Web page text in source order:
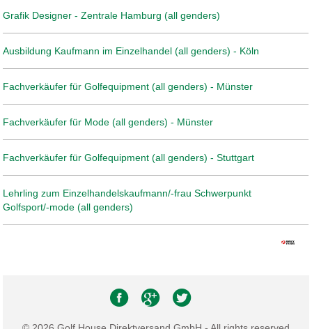
Grafik Designer - Zentrale Hamburg (all genders)
Ausbildung Kaufmann im Einzelhandel (all genders) - Köln
Fachverkäufer für Golfequipment (all genders) - Münster
Fachverkäufer für Mode (all genders) - Münster
Fachverkäufer für Golfequipment (all genders) - Stuttgart
Lehrling zum Einzelhandelskaufmann/-frau Schwerpunkt
Golfsport/-mode (all genders)